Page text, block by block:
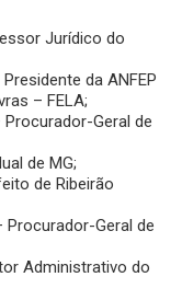
Jurídico do
da ANFEP
– FELA;
Procurador-Geral de
de MG;
de Ribeirão
Procurador-Geral de
Administrativo do